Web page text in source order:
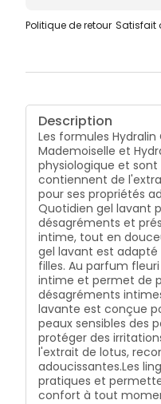
Politique de retour Satisfait
Description
Les formules
Mademoiselle et
physiologique et sont
contiennent de
pour ses propriétés
Quotidien gel lavant
désagréments et
intime, tout en
gel lavant est adapté
filles. Au parfum
intime et permet de
désagréments
lavante est conçue
peaux sensibles des
protéger des
l'extrait de lotus,
adoucissantes.Les
pratiques et
confort à tout